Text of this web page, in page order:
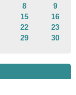
8
9
15
16
22
23
29
30